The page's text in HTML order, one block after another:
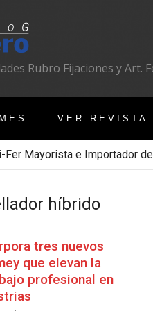
Rubro Fijaciones y Art.
VER REVISTA
Fer Mayorista e Importador
híbrido
tres nuevos
que elevan la
profesional en